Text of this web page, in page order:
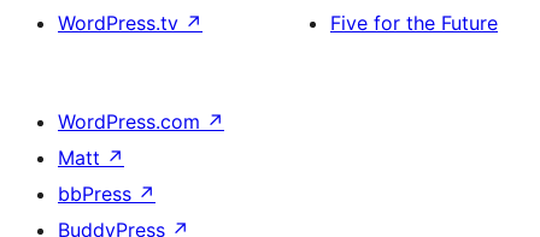
WordPress.tv ↗
Five for the Future
WordPress.com ↗
Matt ↗
bbPress ↗
BuddyPress ↗